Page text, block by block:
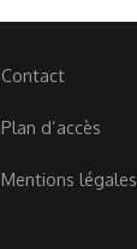
Contact
Plan d’accès
Mentions légales